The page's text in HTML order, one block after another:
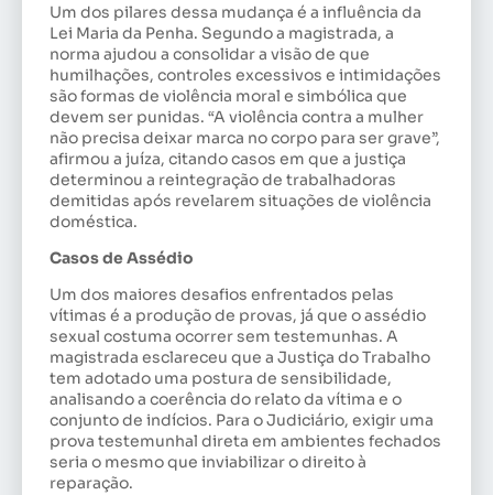
Um dos pilares dessa mudança é a influência da
Lei Maria da Penha. Segundo a magistrada, a
norma ajudou a consolidar a visão de que
humilhações, controles excessivos e intimidações
são formas de violência moral e simbólica que
devem ser punidas. “A violência contra a mulher
não precisa deixar marca no corpo para ser grave”,
afirmou a juíza, citando casos em que a justiça
determinou a reintegração de trabalhadoras
demitidas após revelarem situações de violência
doméstica.
Casos de Assédio
Um dos maiores desafios enfrentados pelas
vítimas é a produção de provas, já que o assédio
sexual costuma ocorrer sem testemunhas. A
magistrada esclareceu que a Justiça do Trabalho
tem adotado uma postura de sensibilidade,
analisando a coerência do relato da vítima e o
conjunto de indícios. Para o Judiciário, exigir uma
prova testemunhal direta em ambientes fechados
seria o mesmo que inviabilizar o direito à
reparação.